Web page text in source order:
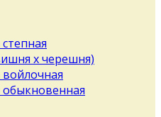
х черешня)